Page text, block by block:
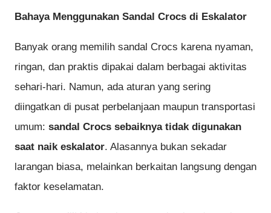
Bahaya Menggunakan Sandal Crocs di Eskalator
Banyak orang memilih sandal Crocs karena nyaman,
ringan, dan praktis dipakai dalam berbagai aktivitas
sehari-hari. Namun, ada aturan yang sering
diingatkan di pusat perbelanjaan maupun transportasi
umum: sandal Crocs sebaiknya tidak digunakan
saat naik eskalator. Alasannya bukan sekadar
larangan biasa, melainkan berkaitan langsung dengan
faktor keselamatan.